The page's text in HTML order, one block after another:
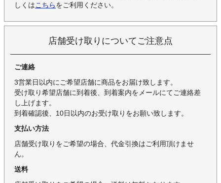
しくはこちらをご利用ください。
店舗受け取りについてご注意点
ご連絡
3営業日以内にご希望店舗に商品をお届け致します。
受け取り希望店舗に到着後、到着案内をメールにてご連絡差
し上げます。
到着確認後、10日以内のお受け取りをお願い致します。
支払い方法
店舗受け取りをご希望の場合、代金引換はご利用頂けませ
ん。
送料